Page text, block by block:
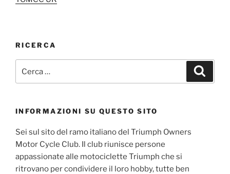
RICERCA
INFORMAZIONI SU QUESTO SITO
Sei sul sito del ramo italiano del Triumph Owners
Motor Cycle Club. Il club riunisce persone
appassionate alle motociclette Triumph che si
ritrovano per condividere il loro hobby, tutte ben